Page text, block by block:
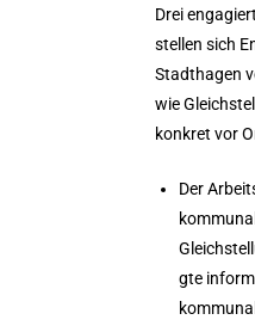
Drei
stellen sich
Stadthagen
wie
konkret vor
Der
gte